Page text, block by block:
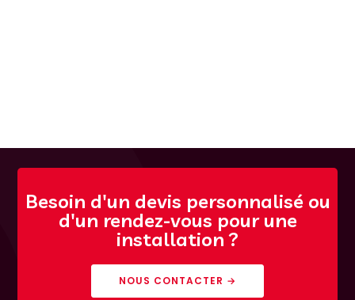
Besoin d'un devis personnalisé ou
d'un rendez-vous pour une
installation ?
NOUS CONTACTER →